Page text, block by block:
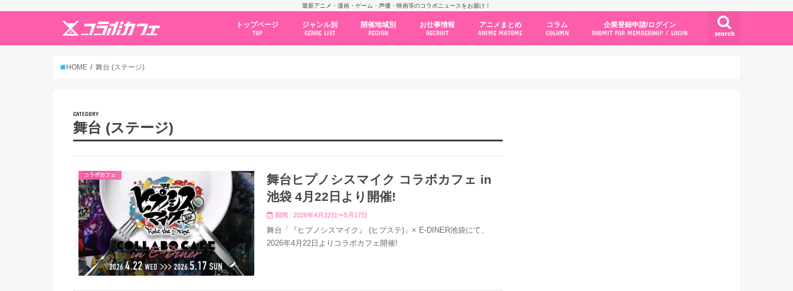
最新アニメ・漫画・ゲーム・声優・映画等のコラボニュースをお届け！
search
トップページ
TOP
ジャンル別
GENRE LIST
開催地域別
REGION
お仕事情報
RECRUIT
アニメまとめ
ANIME MATOME
コラム
COLUMN
企業登録申請/ログイン
SUBMIT FOR MEMBERSHIP / LOGIN
HOME 舞台 (ステージ)
CATEGORY
舞台 (ステージ)
コラボカフェ
舞台ヒプノシスマイク コラボカフェ in
池袋 4月22日より開催!
期間 : 2026年4月22日〜5月17日
舞台「『ヒプノシスマイク』 (ヒプステ)」× E-DINER池袋にて、
2026年4月22日よりコラボカフェ開催!